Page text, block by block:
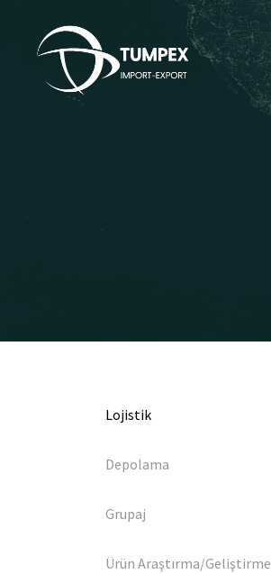
Lojistik
Depolama
Grupaj
Ürün Araştırma/Geliştirme